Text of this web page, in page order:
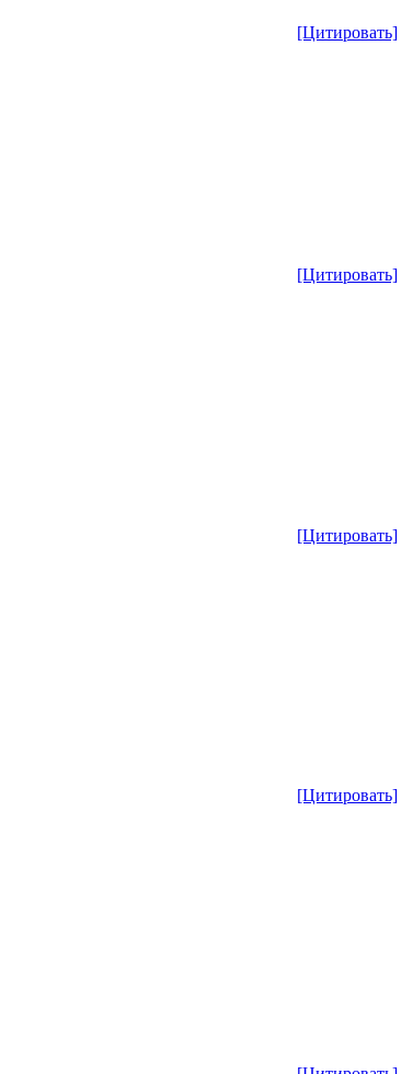
[Цитировать]
[Цитировать]
[Цитировать]
[Цитировать]